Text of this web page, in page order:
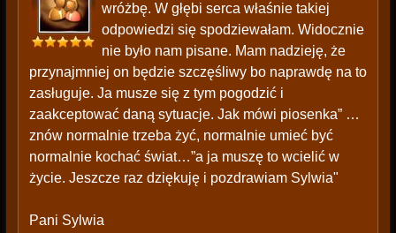
wróżbę. W głębi serca właśnie takiej
odpowiedzi się spodziewałam. Widocznie
nie było nam pisane. Mam nadzieję, że
przynajmniej on będzie szczęśliwy bo naprawdę na to
zasługuje. Ja musze się z tym pogodzić i
zaakceptować daną sytuacje. Jak mówi piosenka” …
znów normalnie trzeba żyć, normalnie umieć być
normalnie kochać świat…”a ja muszę to wcielić w
życie. Jeszcze raz dziękuję i pozdrawiam Sylwia"
Pani Sylwia